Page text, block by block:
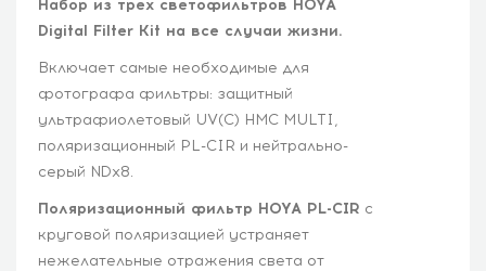
Набор из трех светофильтров HOYA
Digital Filter Kit на все случаи жизни.
Включает самые необходимые для
фотографа фильтры: защитный
ультрафиолетовый UV(C) HMC MULTI,
поляризационный PL-CIR и нейтрально-
серый NDx8.
Поляризационный фильтр HOYA PL-CIR с
круговой поляризацией устраняет
нежелательные отражения света от